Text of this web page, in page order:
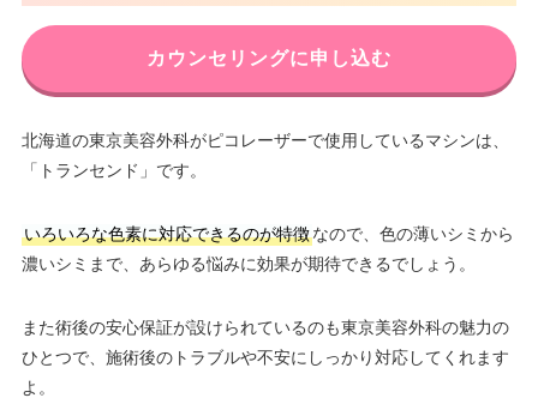
カウンセリングに申し込む
北海道の東京美容外科がピコレーザーで使用しているマシンは、
「トランセンド」です。
いろいろな色素に対応できるのが特徴なので、色の薄いシミから
濃いシミまで、あらゆる悩みに効果が期待できるでしょう。
また術後の安心保証が設けられているのも東京美容外科の魅力の
ひとつで、施術後のトラブルや不安にしっかり対応してくれます
よ。